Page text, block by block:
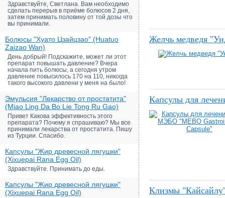
Здравствуйте, Светлана. Вам необходимо
сделать перерыв в приёме болюсов 2 дня,
затем принимать половину от той дозы что
вы принимали.
Болюсы "Хуато Цзайцзао" (Huatuo
Zaizao Wan)
День добрый! Подскажите, может ли этот
препарат повышать давление? Вчера
начала пить болюсы, а сегодня утром
давление повысилось 170 на 110, никогда
такого высокого давлени у меня на было!
Эмульсия "Лекарство от простатита"
(Miao Ling Da Bo Lie Tong Ru Gao)
Привет Какова эффективность этого
препарата? Почему я спрашиваю? Мы все
принимали лекарства от простатита. Пишу
из Турции. Спасибо.
Капсулы "Жир древесной лягушки"
(Xixuepai Rana Egg Oil)
Здравствуйте. Принимать до еды.
Капсулы "Жир древесной лягушки"
(Xixuepai Rana Egg Oil)
Желчь медведя
Капсулы для
Клизмы